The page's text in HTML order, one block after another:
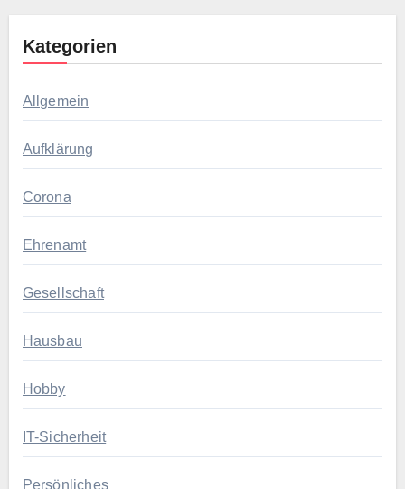
Kategorien
Allgemein
Aufklärung
Corona
Ehrenamt
Gesellschaft
Hausbau
Hobby
IT-Sicherheit
Persönliches